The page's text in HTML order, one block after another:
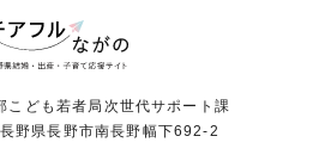
こども若者局次世代サポート課
県長野市南長野幅下692-2